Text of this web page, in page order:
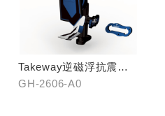
Takeway逆磁浮抗震手
機架
GH-2606-A0